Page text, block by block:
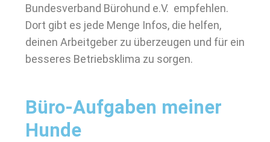
Bundesverband Bürohund e.V. empfehlen.
Dort gibt es jede Menge Infos, die helfen,
deinen Arbeitgeber zu überzeugen und für ein
besseres Betriebsklima zu sorgen.
Büro-Aufgaben meiner
Hunde